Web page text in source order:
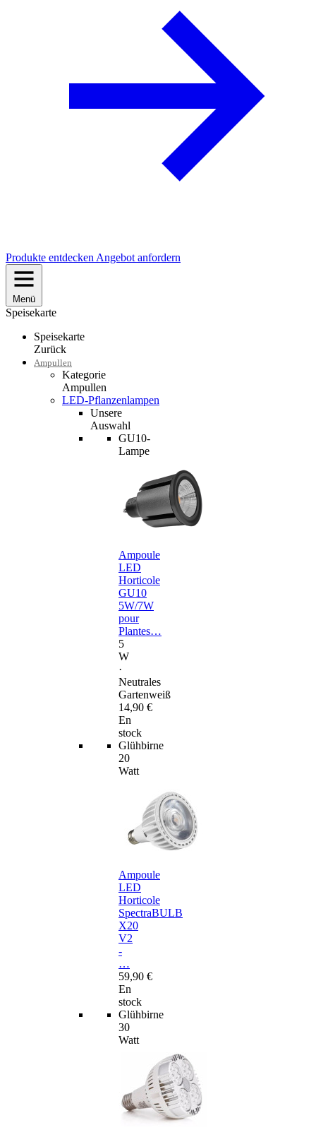
Produkte entdecken Angebot anfordern
Menü
Speisekarte
Speisekarte
Zurück
Ampullen
Kategorie
Ampullen
LED-Pflanzenlampen
Unsere
Auswahl
GU10-
Lampe
Ampoule
LED
Horticole
GU10
5W/7W
pour
Plantes…
5
W
·
Neutrales
Gartenweiß
14,90 €
En
stock
Glühbirne
20
Watt
Ampoule
LED
Horticole
SpectraBULB
X20
V2
-
…
59,90 €
En
stock
Glühbirne
30
Watt